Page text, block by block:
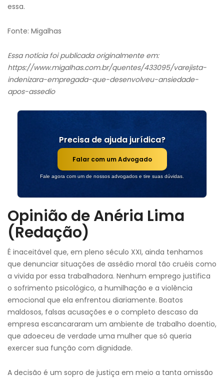
essa.
Fonte: Migalhas
Essa notícia foi publicada originalmente em:
https://www.migalhas.com.br/quentes/433095/varejista-
indenizara-empregada-que-desenvolveu-ansiedade-
apos-assedio
Precisa de ajuda jurídica?
Falar com um Advogado
Fale agora com um de nossos advogados e tire suas dúvidas.
Opinião de Anéria Lima
(Redação)
É inaceitável que, em pleno século XXI, ainda tenhamos
que denunciar situações de assédio moral tão cruéis como
a vivida por essa trabalhadora. Nenhum emprego justifica
o sofrimento psicológico, a humilhação e a violência
emocional que ela enfrentou diariamente. Boatos
maldosos, falsas acusações e o completo descaso da
empresa escancararam um ambiente de trabalho doentio,
que adoeceu de verdade uma mulher que só queria
exercer sua função com dignidade.
A decisão é um sopro de justiça em meio a tanta omissão